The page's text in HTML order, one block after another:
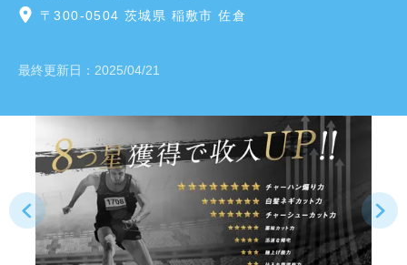
〒300-0504 茨城県 稲敷市 佐倉
最終更新日： 2025/04/21